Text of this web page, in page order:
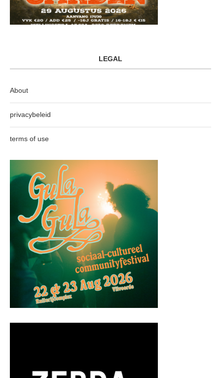
LEGAL
About
privacybeleid
terms of use